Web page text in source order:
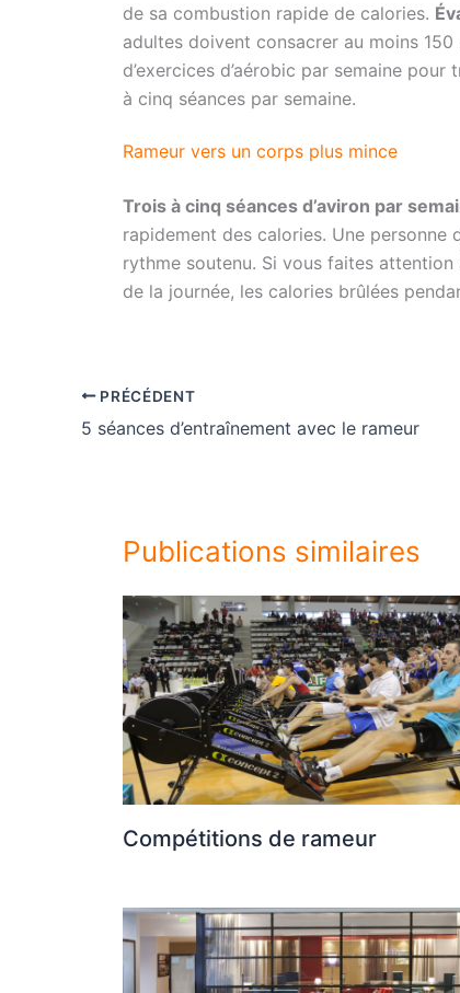
de sa combustion rapide de calories.
adultes doivent consacrer au moins
d’exercices d’aérobic par semaine
à cinq séances par semaine.
Rameur vers un corps plus mince
Trois à cinq séances d’aviron par
rapidement des calories. Une personne
rythme soutenu. Si vous faites
de la journée, les calories brûlées
PRÉCÉDENT
5 séances d’entraînement avec le rameur
Publications similaires
Compétitions de rameur